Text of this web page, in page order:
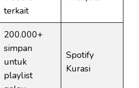
terkait
200.000+
simpan
untuk
playlist
Spotify
Kurasi